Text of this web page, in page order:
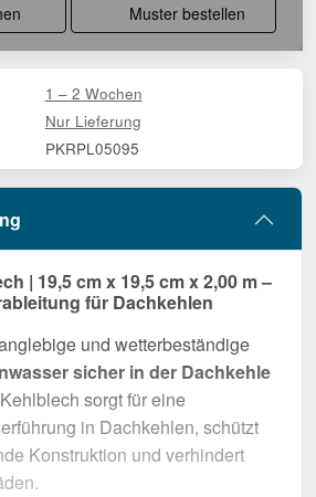
Muster bestellen
1 – 2 Wochen
Nur Lieferung
PKRPL05095
| 19,5 cm x 19,5 cm x 2,00 m –
für Dachkehlen
und wetterbeständige
sicher in der Dachkehle
sorgt für eine
in Dachkehlen, schützt
Konstruktion und verhindert